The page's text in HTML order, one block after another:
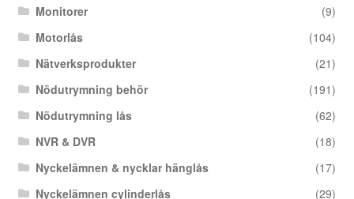
Monitorer
(9)
Motorlås
(104)
Nätverksprodukter
(21)
Nödutrymning behör
(191)
Nödutrymning lås
(62)
NVR & DVR
(18)
Nyckelämnen & nycklar hänglås
(17)
Nyckelämnen cylinderlås
(29)